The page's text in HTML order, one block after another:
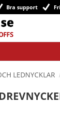
Bra support
LEDNYCKLAR